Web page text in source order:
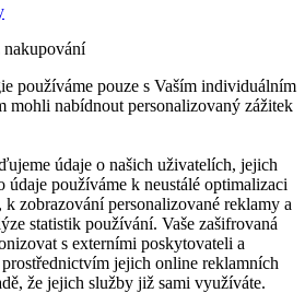
nakupování
používáme pouze s Vaším individuálním
mohli nabídnout personalizovaný zážitek
údaje o našich uživatelích, jejich
údaje používáme k neustálé optimalizaci
zobrazování personalizované reklamy a
statistik používání. Vaše zašifrovaná
s externími poskytovateli a
jejich online reklamních
že jejich služby již sami využíváte.